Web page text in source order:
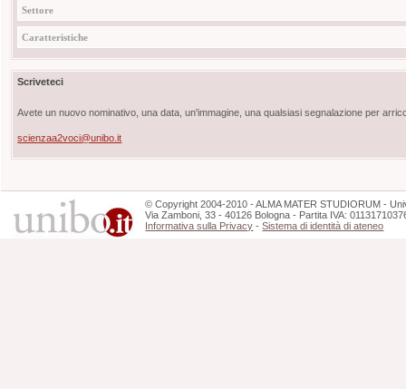
Settore
Caratteristiche
Scriveteci
Avete un nuovo nominativo, una data, un'immagine, una qualsiasi segnalazione per
scienzaa2voci@unibo.it
©Copyright 2004-2010 - ALMA MATER STUDIORUM -
Via Zamboni, 33 - 40126 Bologna - Partita IVA:
Informativa sulla Privacy -Sistema di identità di ateneo